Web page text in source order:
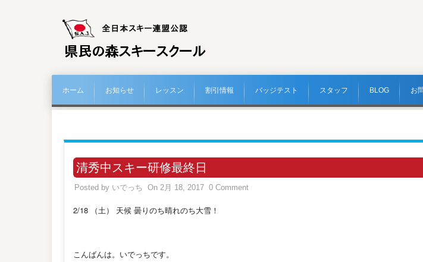
ホーム お知らせ レッスン 割引情報 バッジテスト スタッフ BLOG お
清秀中スキー研修最終日
Posted by いでっち On 2月 18, 2017 0 Comment
2/18 （土） 天候 曇りのち晴れのち大雪！
こんばんは。いでっちです。